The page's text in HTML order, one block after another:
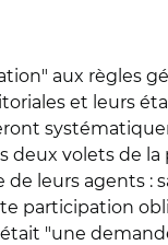
aux règles
et leurs
deux volets de la
leurs agents :
participation
"une